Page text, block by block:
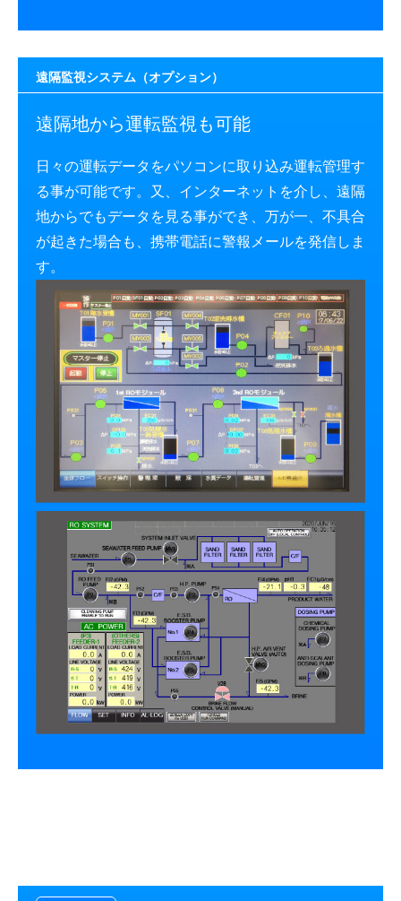
遠隔監視システム（オプション）
遠隔地から運転監視も可能
日々の運転データをパソコンに取り込み運転管理す
る事が可能です。又、インターネットを介し、遠隔
地からでもデータを見る事ができ、万が一、不具合
が起きた場合も、携帯電話に警報メールを発信しま
す。